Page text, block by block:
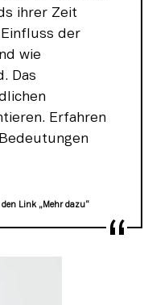
ihrer Zeit
der
wie
Das
Erfahren
Link „Mehr dazu“